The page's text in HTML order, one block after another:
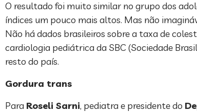
O resultado foi muito similar no grupo dos
índices um pouco mais altos. Mas não
Não há dados brasileiros sobre a taxa de
cardiologia pediátrica da SBC (Sociedade
resto do país.
Gordura trans
Para Roseli Sarni, pediatra e presidente do